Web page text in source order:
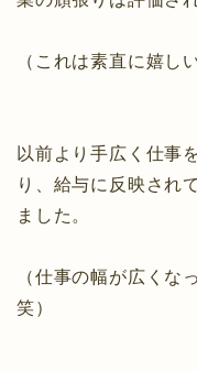
（これは素直に嬉しい
以前より手広く仕事
り、給与に反映され
ました。
（仕事の幅が広くな
笑）